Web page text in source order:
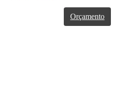
Orçamento